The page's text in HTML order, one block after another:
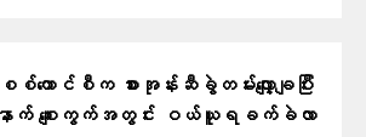
စစ်ကောင်စီက စားအုန်းဆီခွဲတမ်းလျှော့ချပြီး
ောက် စျေးကွက်အတွင်း ဝယ်ယူရခက်ခဲလာ